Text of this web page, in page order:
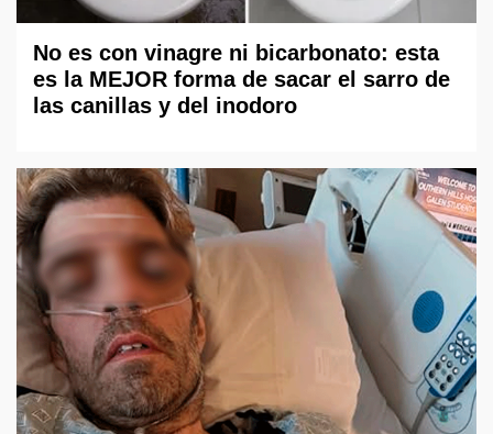
No es con vinagre ni bicarbonato: esta
es la MEJOR forma de sacar el sarro de
las canillas y del inodoro